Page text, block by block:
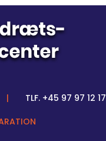
| TLF. +45 97 97 12 17